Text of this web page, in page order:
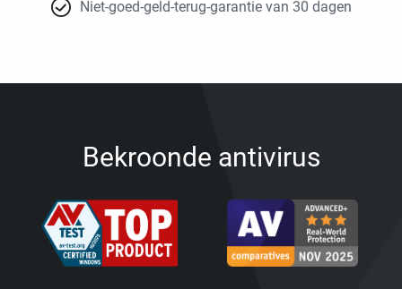
Niet-goed-geld-terug-garantie van 30 dagen
Bekroonde antivirus